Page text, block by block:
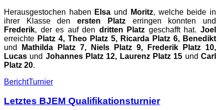
Herausgestochen haben Elsa und Moritz, welche beide in
ihrer Klasse denersten Platzerringen konnten und
Frederik, der es auf den dritten Platz geschafft hat.Joel
erreichte Platz 4, Theo Platz 5, Ricarda Platz 6, Benedikt
und
Mathilda Platz 7, Niels Platz 9, Frederik Platz 10,
Lucas und Johannes Platz 12, Laurenz Platz 15 undCarl
Platz 20.
Kategorien
BerichtSchlagworte
Turnier
Letztes BJEM Qualifikationsturnier